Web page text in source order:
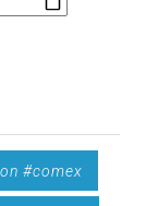
#comex